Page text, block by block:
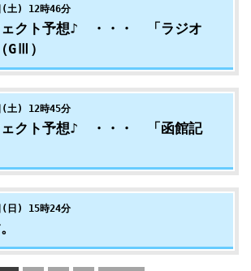
(土) 12時46分
ェクト予想♪ ・・・ 「ラジオ
GⅢ）
(土) 12時45分
ェクト予想♪ ・・・ 「函館記
(日) 15時24分